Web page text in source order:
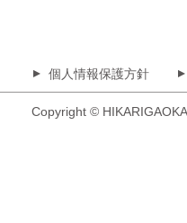
▲ 個人情報保護方針 ▲
Copyright ©